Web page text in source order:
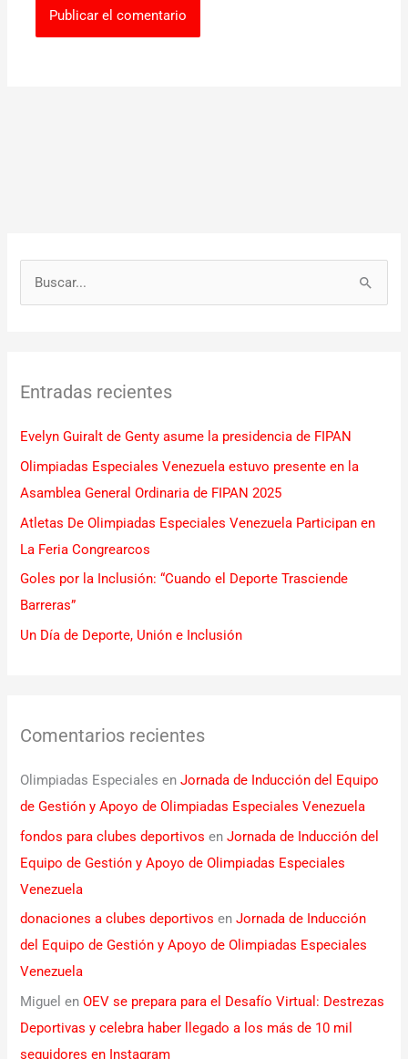
a
p
o
r
:
Entradas recientes
Evelyn Guiralt de Genty asume la presidencia de FIPAN
Olimpiadas Especiales Venezuela estuvo presente en la
Asamblea General Ordinaria de FIPAN 2025
Atletas De Olimpiadas Especiales Venezuela Participan en
La Feria Congrearcos
Goles por la Inclusión: “Cuando el Deporte Trasciende
Barreras”
Un Día de Deporte, Unión e Inclusión
Comentarios recientes
Olimpiadas Especiales enJornada de Inducción del Equipo
de Gestión y Apoyo de Olimpiadas Especiales Venezuela
fondos para clubes deportivos enJornada de Inducción del
Equipo de Gestión y Apoyo de Olimpiadas Especiales
Venezuela
donaciones a clubes deportivos enJornada de Inducción
del Equipo de Gestión y Apoyo de Olimpiadas Especiales
Venezuela
Miguel enOEV se prepara para el Desafío Virtual: Destrezas
Deportivas y celebra haber llegado a los más de 10 mil
seguidores en Instagram